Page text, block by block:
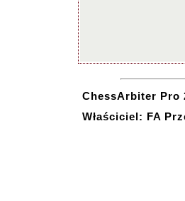
ChessArbiter Pro
Właściciel: FA